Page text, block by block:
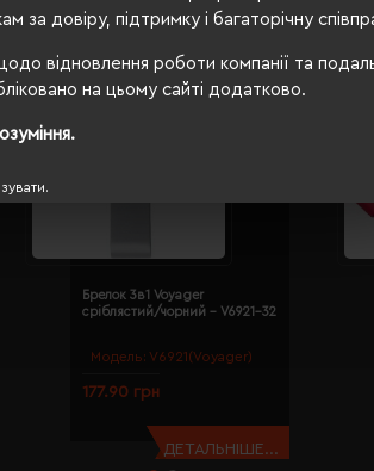
за довіру, підтримку і багаторічну
відновлення роботи компанії та
на цьому сайті додатково.
Модель: V6921(Voyager)
Брелок 3в1 Voyager
сріблястий/чорний - V6921-32
177.90 грн
ДЕТАЛЬНІШЕ...